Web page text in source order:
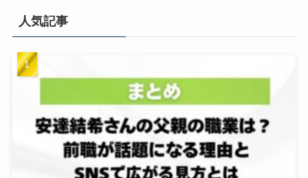
人気記事